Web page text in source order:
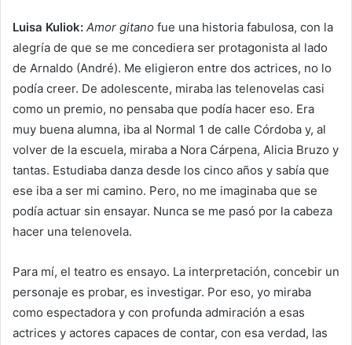
Luisa Kuliok: Amor gitano fue una historia fabulosa, con la
alegría de que se me concediera ser protagonista al lado
de Arnaldo (André). Me eligieron entre dos actrices, no lo
podía creer. De adolescente, miraba las telenovelas casi
como un premio, no pensaba que podía hacer eso. Era
muy buena alumna, iba al Normal 1 de calle Córdoba y, al
volver de la escuela, miraba a Nora Cárpena, Alicia Bruzo y
tantas. Estudiaba danza desde los cinco años y sabía que
ese iba a ser mi camino. Pero, no me imaginaba que se
podía actuar sin ensayar. Nunca se me pasó por la cabeza
hacer una telenovela.
Para mí, el teatro es ensayo. La interpretación, concebir un
personaje es probar, es investigar. Por eso, yo miraba
como espectadora y con profunda admiración a esas
actrices y actores capaces de contar, con esa verdad, las